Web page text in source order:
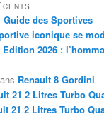
Guide des Sportives
iconique se
2026 :
Renault 8 Gordini
21 2 Litres Turbo
21 2 Litres Turbo